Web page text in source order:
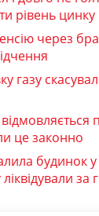
рівень цинку
через
газу
це законно
будинок
за